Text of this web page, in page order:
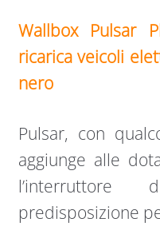
Wallbox Pulsar
ricarica veicoli
nero
Pulsar, con
aggiunge alle
predisposizione